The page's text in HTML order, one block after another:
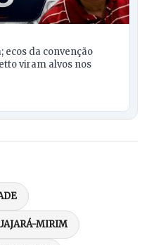
ecos da convenção
viram alvos nos
MIRIM